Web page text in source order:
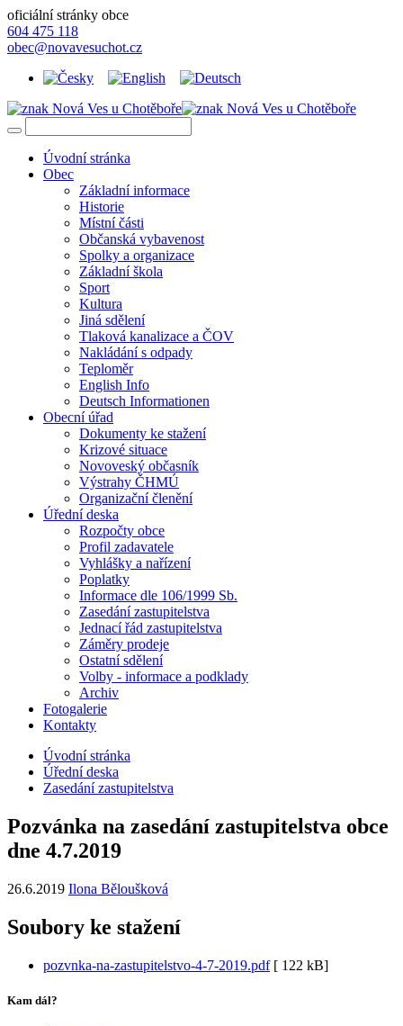
oficiální stránky obce
604 475 118
obec@novavesuchot.cz
Úvodní stránka
Obec
Základní informace
Historie
Místní části
Občanská vybavenost
Spolky a organizace
Základní škola
Sport
Kultura
Jiná sdělení
Tlaková kanalizace a ČOV
Nakládání s odpady
Teploměr
English Info
Deutsch Informationen
Obecní úřad
Dokumenty ke stažení
Krizové situace
Novoveský občasník
Výstrahy ČHMÚ
Organizační členění
Úřední deska
Rozpočty obce
Profil zadavatele
Vyhlášky a nařízení
Poplatky
Informace dle 106/1999 Sb.
Zasedání zastupitelstva
Jednací řád zastupitelstva
Záměry prodeje
Ostatní sdělení
Volby - informace a podklady
Archiv
Fotogalerie
Kontakty
Úvodní stránka
Úřední deska
Zasedání zastupitelstva
Pozvánka na zasedání zastupitelstva obce
dne 4.7.2019
26.6.2019 Ilona Běloušková
Soubory ke stažení
pozvnka-na-zastupitelstvo-4-7-2019.pdf[ 122 kB]
Kam dál?